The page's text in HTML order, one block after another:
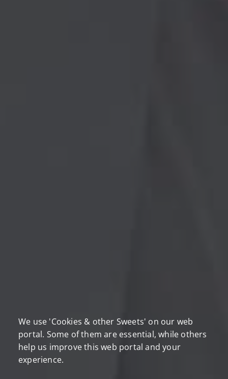
We use 'Cookies & other Sweets' on our web
portal. Some of them are essential, while others
help us improve this web portal and your
experience.